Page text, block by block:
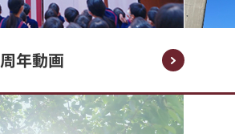
周年動画